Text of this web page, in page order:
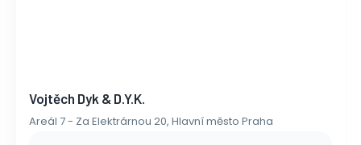
Vojtěch Dyk & D.Y.K.
Areál 7 - Za Elektrárnou 20, Hlavní město Praha